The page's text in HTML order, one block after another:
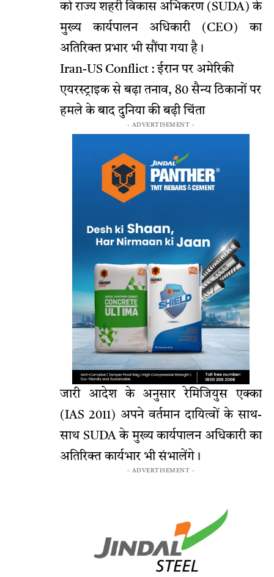
को राज्य शहरी विकास अभिकरण (SUDA) के
मुख्य कार्यपालन अधिकारी (CEO) का
अतिरिक्त प्रभार भी सौंपा गया है।
Iran-US Conflict : ईरान पर अमेरिकी
एयरस्ट्राइक से बढ़ा तनाव, 80 सैन्य ठिकानों पर
हमले के बाद दुनिया की बढ़ी चिंता
- ADVERTISEMENT -
जारी आदेश के अनुसार रेमिजियुस एक्का
(IAS 2011) अपने वर्तमान दायित्वों के साथ-
साथ SUDA के मुख्य कार्यपालन अधिकारी का
अतिरिक्त कार्यभार भी संभालेंगे।
- ADVERTISEMENT -